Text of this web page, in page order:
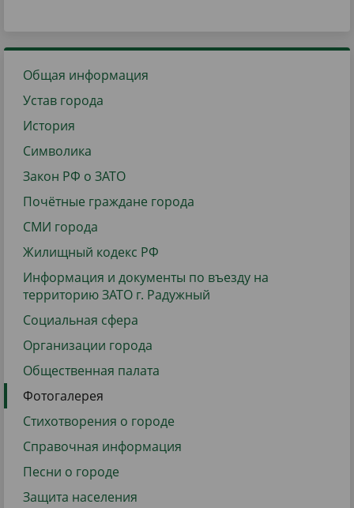
Общая информация
Устав города
История
Символика
Закон РФ о ЗАТО
Почётные граждане города
СМИ города
Жилищный кодекс РФ
Информация и документы по въезду на
территорию ЗАТО г. Радужный
Социальная сфера
Организации города
Общественная палата
Фотогалерея
Стихотворения о городе
Справочная информация
Песни о городе
Защита населения